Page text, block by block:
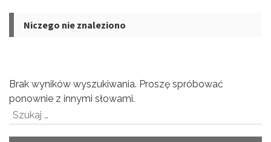
Niczego nie znaleziono
Brak wyników wyszukiwania. Proszę spróbować
ponownie z innymi słowami.
Szukaj: